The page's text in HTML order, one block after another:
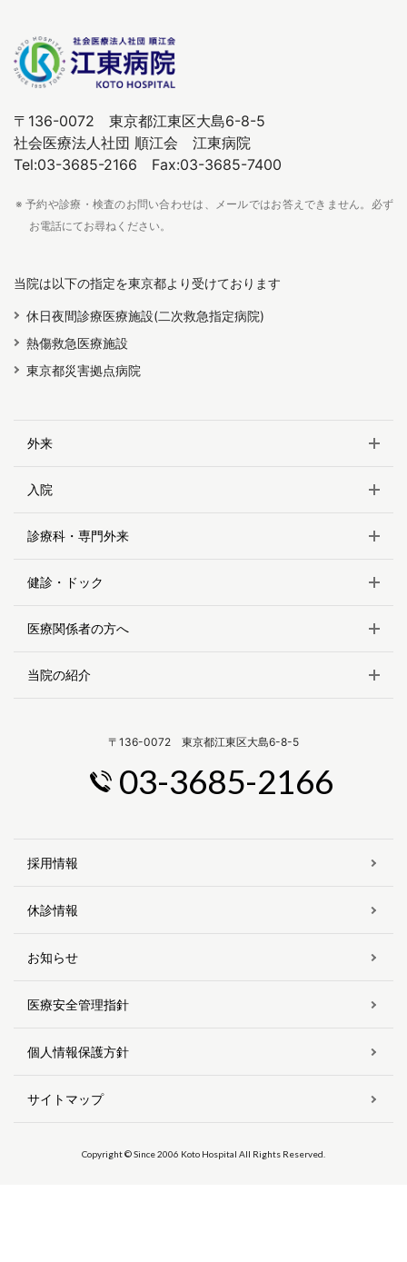
〒136-0072 東京都江東区大島6-8-5
社会医療法人社団 順江会 江東病院
Tel:03-3685-2166 Fax:03-3685-7400
※ 予約や診療・検査のお問い合わせは、メールではお答えできません。必ず
お電話にてお尋ねください。
当院は以下の指定を東京都より受けております
休日夜間診療医療施設(二次救急指定病院)
熱傷救急医療施設
東京都災害拠点病院
外来
入院
診療科・専門外来
健診・ドック
医療関係者の方へ
当院の紹介
〒136-0072 東京都江東区大島6-8-5
03-3685-2166
採用情報
休診情報
お知らせ
医療安全管理指針
個人情報保護方針
サイトマップ
Copyright © Since 2006 Koto Hospital All Rights Reserved.